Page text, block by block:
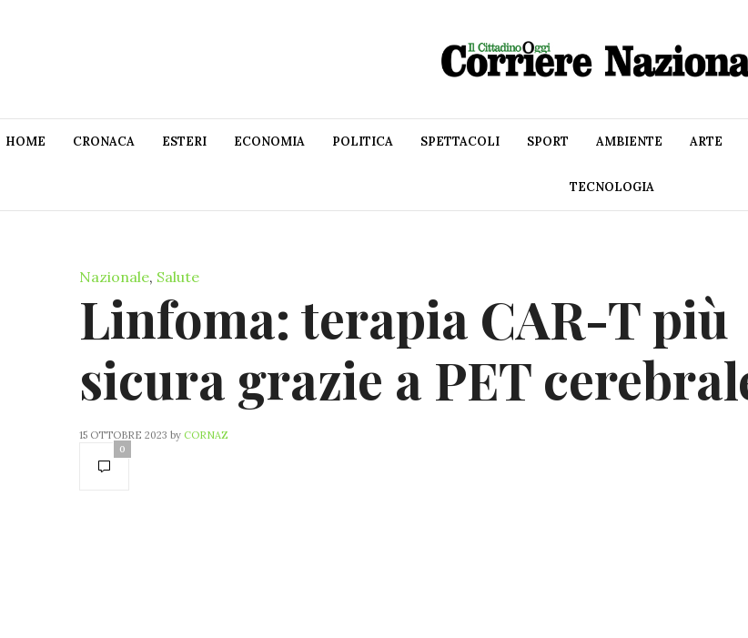
HOME CRONACA ESTERI ECONOMIA POLITICA SPETTACOLI SPORT AMBIENTE ARTE
TECNOLOGIA
Nazionale, Salute
Linfoma: terapia CAR-T più
sicura grazie a PET
15 OTTOBRE 2023 by CORNAZ
0